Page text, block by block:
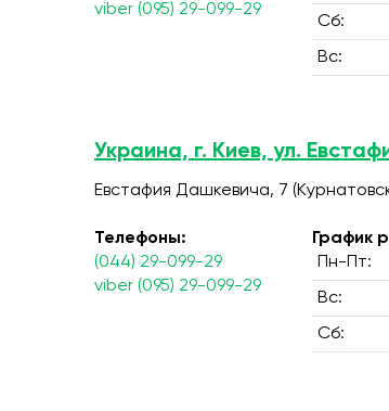
viber (095) 29-099-29
Сб:
Вс:
Украина, г. Киев, ул.
Евстафия Дашкевича, 7
Телефоны:
(044) 29-099-29
viber (095) 29-099-29
График
Пн-Пт:
Вс:
Сб: